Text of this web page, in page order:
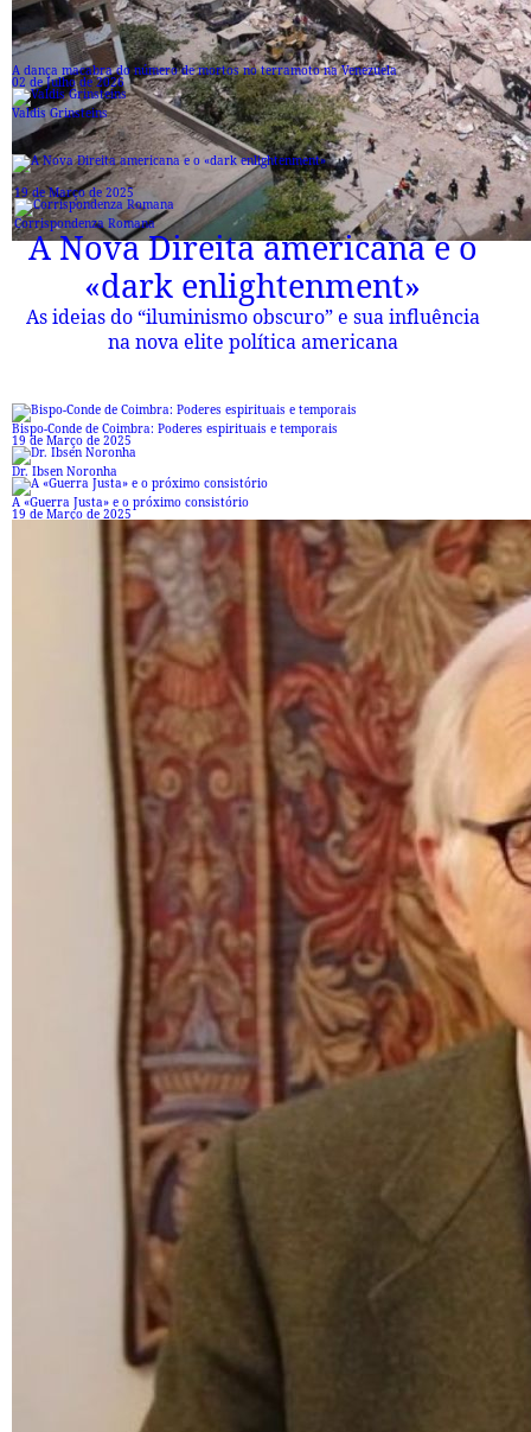
A dança macabra do número de mortos no terramoto na Venezuela
02 de Julho de 2026
Valdis Grinsteins
19 de Março de 2025
Corrispondenza Romana
A Nova Direita americana e o
«dark enlightenment»
As ideias do “iluminismo obscuro” e sua influência
na nova elite política americana
Bispo-Conde de Coimbra: Poderes espirituais e temporais
19 de Março de 2025
Dr. Ibsen Noronha
A «Guerra Justa» e o próximo consistório
19 de Março de 2025